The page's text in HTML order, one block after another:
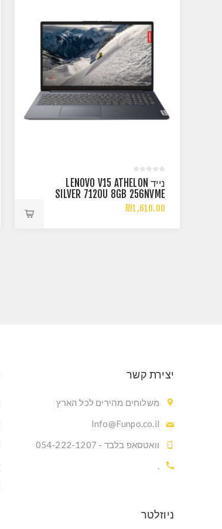
נייד LENOVO V15 ATHELON
SILVER 7120U 8GB 256NVME
15.6 FHD DOS BLA
₪1,610.00
יצירת קשר
משלוחים מהירים לכל הארץ
Info@Funpo.co.il
וואטסאפ בלבד - 054-222-1207
.
ניוזלטר